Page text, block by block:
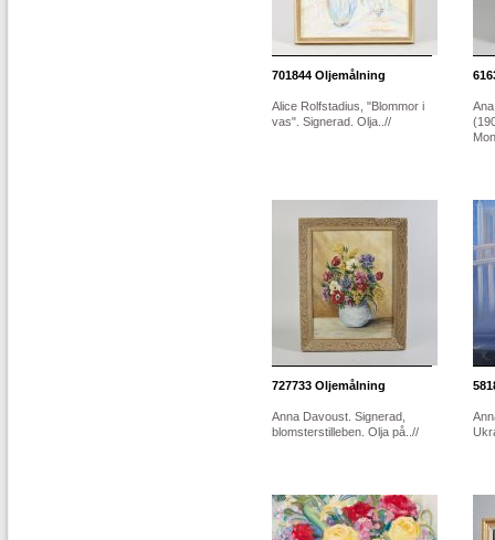
701844 Oljemålning
Alice Rolfstadius, "Blommor i
vas". Signerad. Olja..//
727733 Oljemålning
Anna Davoust. Signerad,
blomsterstilleben. Olja på..//